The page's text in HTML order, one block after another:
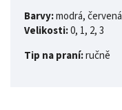
Barvy:modrá, červená
Velikosti:0, 1, 2, 3
Tip na praní:ručně